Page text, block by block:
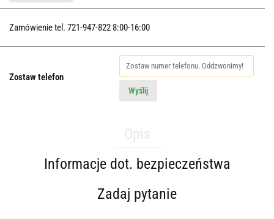
Zamówienie tel. 721-947-822 8:00-16:00
Zostaw telefon
Wyślij
Informacje dot. bezpieczeństwa
Zadaj pytanie